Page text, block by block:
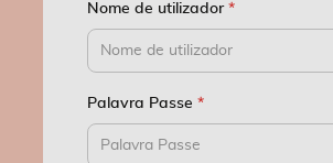
Nome de utilizador
Palavra Passe